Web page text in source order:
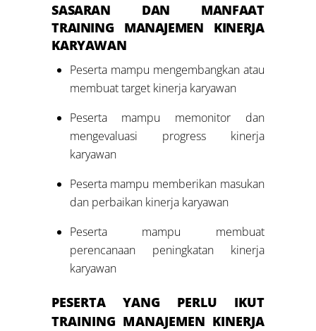
SASARAN DAN MANFAAT
TRAINING MANAJEMEN KINERJA
KARYAWAN
Peserta mampu mengembangkan atau
membuat target kinerja karyawan
Peserta mampu memonitor dan
mengevaluasi progress kinerja
karyawan
Peserta mampu memberikan masukan
dan perbaikan kinerja karyawan
Peserta mampu membuat
perencanaan peningkatan kinerja
karyawan
PESERTA YANG PERLU IKUT
TRAINING MANAJEMEN KINERJA